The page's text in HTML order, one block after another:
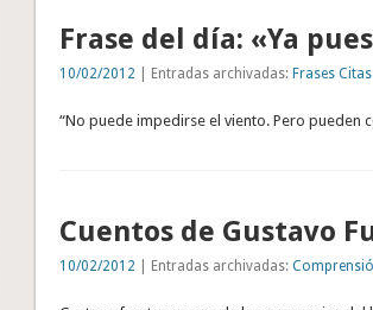
Frase del día: «Ya
10/02/2012 | Entradas archivadas:Frases Citas
“No puede impedirse el viento. Pero pueden
Cuentos de Gustavo
10/02/2012 | Entradas archivadas: